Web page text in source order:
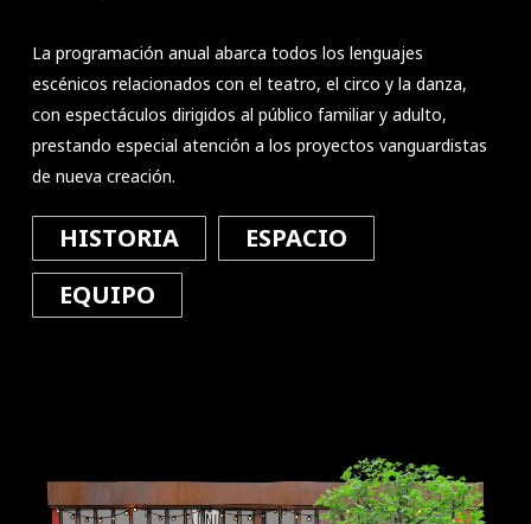
La programación anual abarca todos los lenguajes
escénicos relacionados con el teatro, el circo y la danza,
con espectáculos dirigidos al público familiar y adulto,
prestando especial atención a los proyectos vanguardistas
de nueva creación.
HISTORIA
ESPACIO
EQUIPO